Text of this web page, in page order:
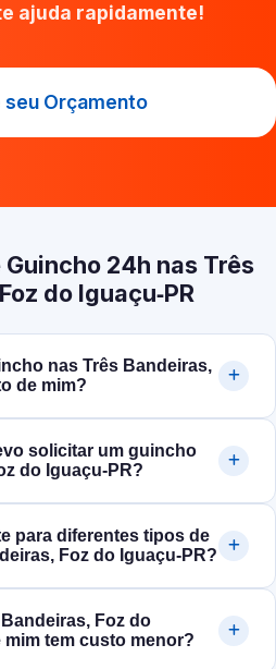
ajuda rapidamente!
seu Orçamento
24h nas Três
do Iguaçu‑PR
nas Três Bandeiras,
de mim?
solicitar um guincho
do Iguaçu‑PR?
para diferentes tipos de
Foz do Iguaçu‑PR?
Foz do
mim tem custo menor?